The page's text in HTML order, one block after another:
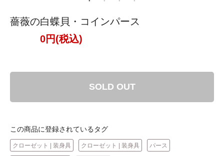
薔薇の白蝶貝・コインパース
0円(税込)
SOLD OUT
この商品に登録されているタグ
クローゼット | 装身具 クローゼット | 装身具 パース